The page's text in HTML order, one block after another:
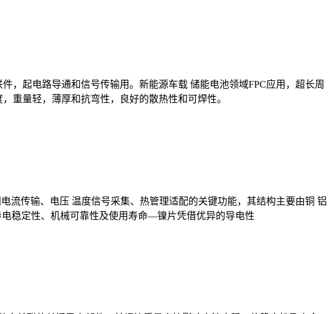
，起电路导通和信号传输用。新能源车载 储能电池领域FPC应用，超长周
重量轻，薄厚和抗弯性，良好的散热性和可焊性。
流传输、电压 温度信号采集、热管理适配的关键功能，其结构主要由铜 铝
稳定性、机械可靠性及使用寿命—镍片凭借优异的导电性